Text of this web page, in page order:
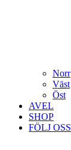
Norr
Väst
Öst
AVEL
SHOP
FÖLJ OSS